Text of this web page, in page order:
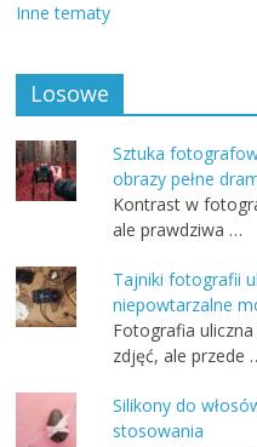
Inne tematy
Losowe
Sztuka
obrazy pełne
Kontrast w
ale prawdziwa …
Tajniki fotografii
niepowtarzalne
Fotografia
zdjęć, ale przede
Silikony do
stosowania